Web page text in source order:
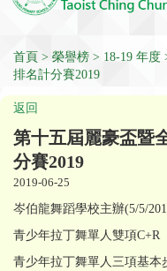
首頁 榮譽榜 18-19 年度
排名計分賽2019
返回
第十五屆麗豪盃暨
分賽2019
2019-06-25
岑伯龍舞蹈學校主辦(5/5/
青少年拉丁舞單人
青少年拉丁舞單人三